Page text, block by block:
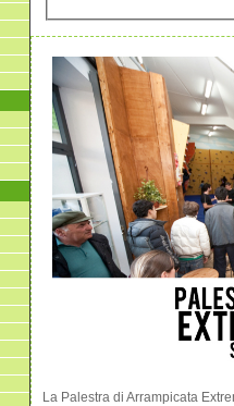
La Palestra di Arrampicata